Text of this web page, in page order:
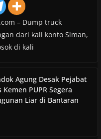
– Dump truck
dari kali konto Siman,
di kali
Agung Desak Pejabat
Kemen PUPR Segera
Liar di Bantaran